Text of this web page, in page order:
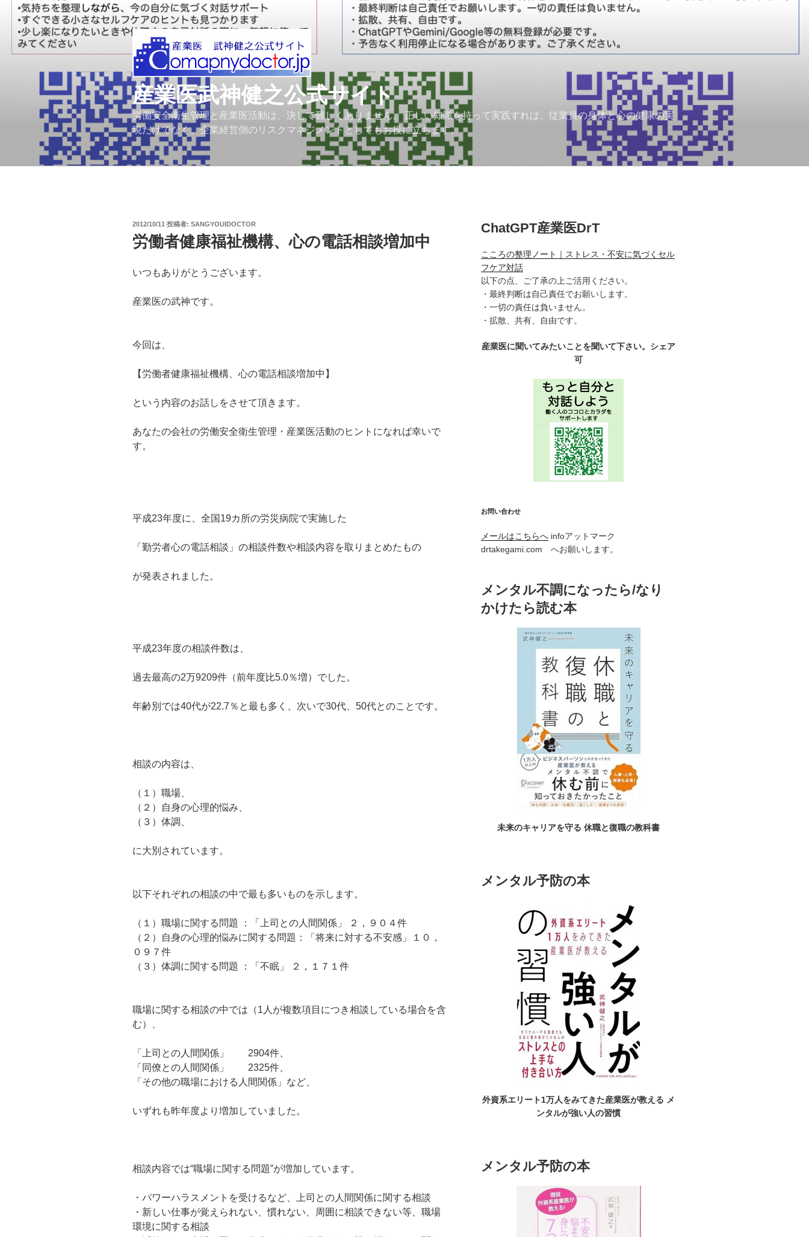
産業医武神健之公式サイト
労働安全衛生管理と産業医活動は、決して難しくありません。 正しい知識を持って実践すれば、従業員の身体と心の健康の実
現だけでなく、企業経営側のリスクマネジメントとしてもお役に立ちます。
投
稿
日:
2012/10/11 投稿者: SANGYOUIDOCTOR
労働者健康福祉機構、心の電話相談増加中
いつもありがとうございます。
産業医の武神です。
今回は、
【労働者健康福祉機構、心の電話相談増加中】
という内容のお話しをさせて頂きます。
あなたの会社の労働安全衛生管理・産業医活動のヒントになれば幸いで
す。
平成23年度に、全国19カ所の労災病院で実施した
「勤労者心の電話相談」の相談件数や相談内容を取りまとめたもの
が発表されました。
平成23年度の相談件数は、
過去最高の2万9209件（前年度比5.0％増）でした。
年齢別では40代が22.7％と最も多く、次いで30代、50代とのことです。
相談の内容は、
（１）職場、
（２）自身の心理的悩み、
（３）体調、
に大別されています。
以下それぞれの相談の中で最も多いものを示します。
（１）職場に関する問題 ：「上司との人間関係」 ２，９０４件
（２）自身の心理的悩みに関する問題：「将来に対する不安感」１０，
０９７件
（３）体調に関する問題 ：「不眠」 ２，１７１件
職場に関する相談の中では（1人が複数項目につき相談している場合を含
む）、
「上司との人間関係」 2904件、
「同僚との人間関係」 2325件、
「その他の職場における人間関係」など、
いずれも昨年度より増加していました。
相談内容では“職場に関する問題”が増加しています。
・パワーハラスメントを受けるなど、上司との人間関係に関する相談
・新しい仕事が覚えられない、慣れない、周囲に相談できない等、職場
環境に関する相談
ChatGPT産業医DrT
こころの整理ノート｜ストレス・不安に気づくセル
フケア対話
以下の点、ご了承の上ご活用ください。
・最終判断は自己責任でお願いします。
・一切の責任は負いません。
・拡散、共有、自由です。
産業医に聞いてみたいことを聞いて下さい。シェア
可
お問い合わせ
メールはこちらへinfoアットマーク
drtakegami.com へお願いします。
メンタル不調になったら/なり
かけたら読む本
未来のキャリアを守る 休職と復職の教科書
メンタル予防の本
外資系エリート1万人をみてきた産業医が教える メ
ンタルが強い人の習慣
メンタル予防の本